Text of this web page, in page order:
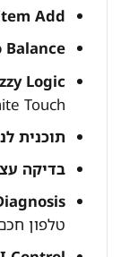
Item Add:
Balance:
Logic:
Touch
תוכנית
בדיקה
טלפון חכם